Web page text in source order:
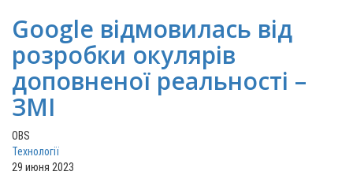
Google відмовилась від
розробки окулярів
доповненої реальності –
ЗМІ
OBS
Технології
29 июня 2023